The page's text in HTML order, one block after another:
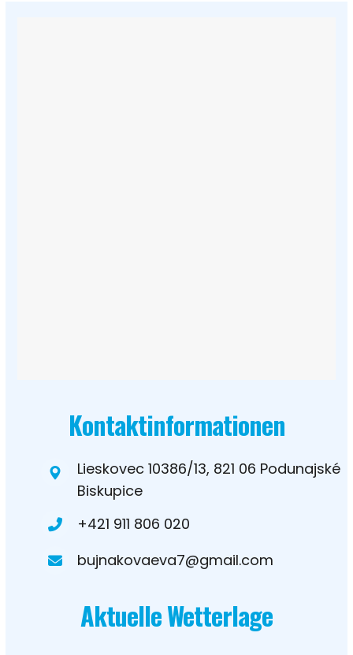
Kontaktinformationen
Lieskovec 10386/13, 821 06 Podunajské
Biskupice
+421 911 806 020
bujnakovaeva7@gmail.com
Aktuelle Wetterlage